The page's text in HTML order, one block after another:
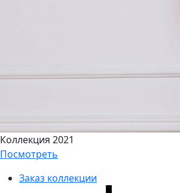
Коллекция 2021
Посмотреть
Заказ коллекции